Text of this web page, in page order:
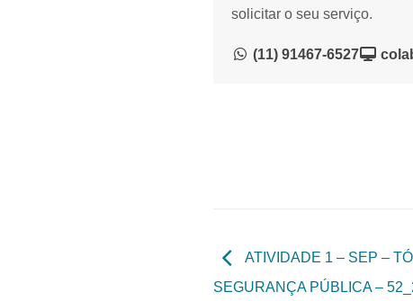
solicitar o seu serviço.
(11) 91467-6527
ATIVIDADE 1 – SEP –
SEGURANÇA PÚBLICA –